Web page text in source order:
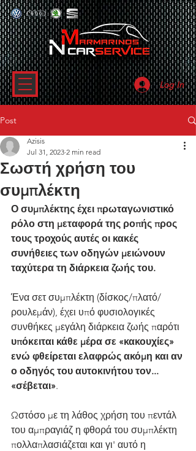
Log In
Post
Σωστή χρήση του
συμπλέκτη
Azisis
Jul 31, 2023 2 min read
Ο συμπλέκτης έχει πρωταγωνιστικό
ρόλο στη μεταφορά της ροπής προς
τους τροχούς αυτές οι κακές
συνήθειες των οδηγών μειώνουν
ταχύτερα τη διάρκεια ζωής του.
Ένα σετ συμπλέκτη (δίσκος/πλατό/
ρουλεμάν)﻿, έχει υπό φυσιολογικές
συνθήκες μεγάλη διάρκεια ζωής παρότι
υπόκειται κάθε μέρα σε «κακουχίες»
ενώ φθείρεται ελαφρώς ακόμη και αν
ο οδηγός του αυτοκινήτου τον...
«σέβεται».
Ωστόσο με τη λάθος χρήση του πεντάλ
του αμπραγιάζ η φθορά του συμπλέκτη
πολλαπλασιάζεται και γι' αυτό η